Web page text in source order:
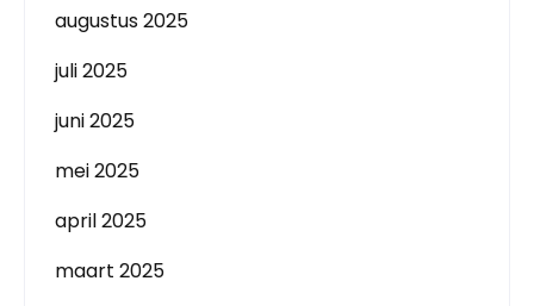
augustus 2025
juli 2025
juni 2025
mei 2025
april 2025
maart 2025